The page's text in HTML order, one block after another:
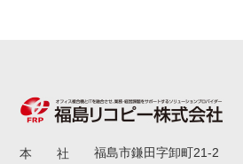
本 社
福島市鎌田字卸町21-2